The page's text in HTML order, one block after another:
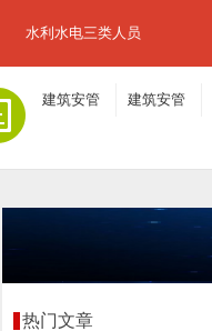
水利水电三类人员
建筑安管 建筑安管
热门文章